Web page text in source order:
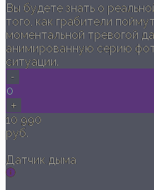
Вы будете знать о
того, как грабители
моментальной тревогой
анимированную серию
ситуации.
-
0
+
10 990
руб.
Датчик дыма